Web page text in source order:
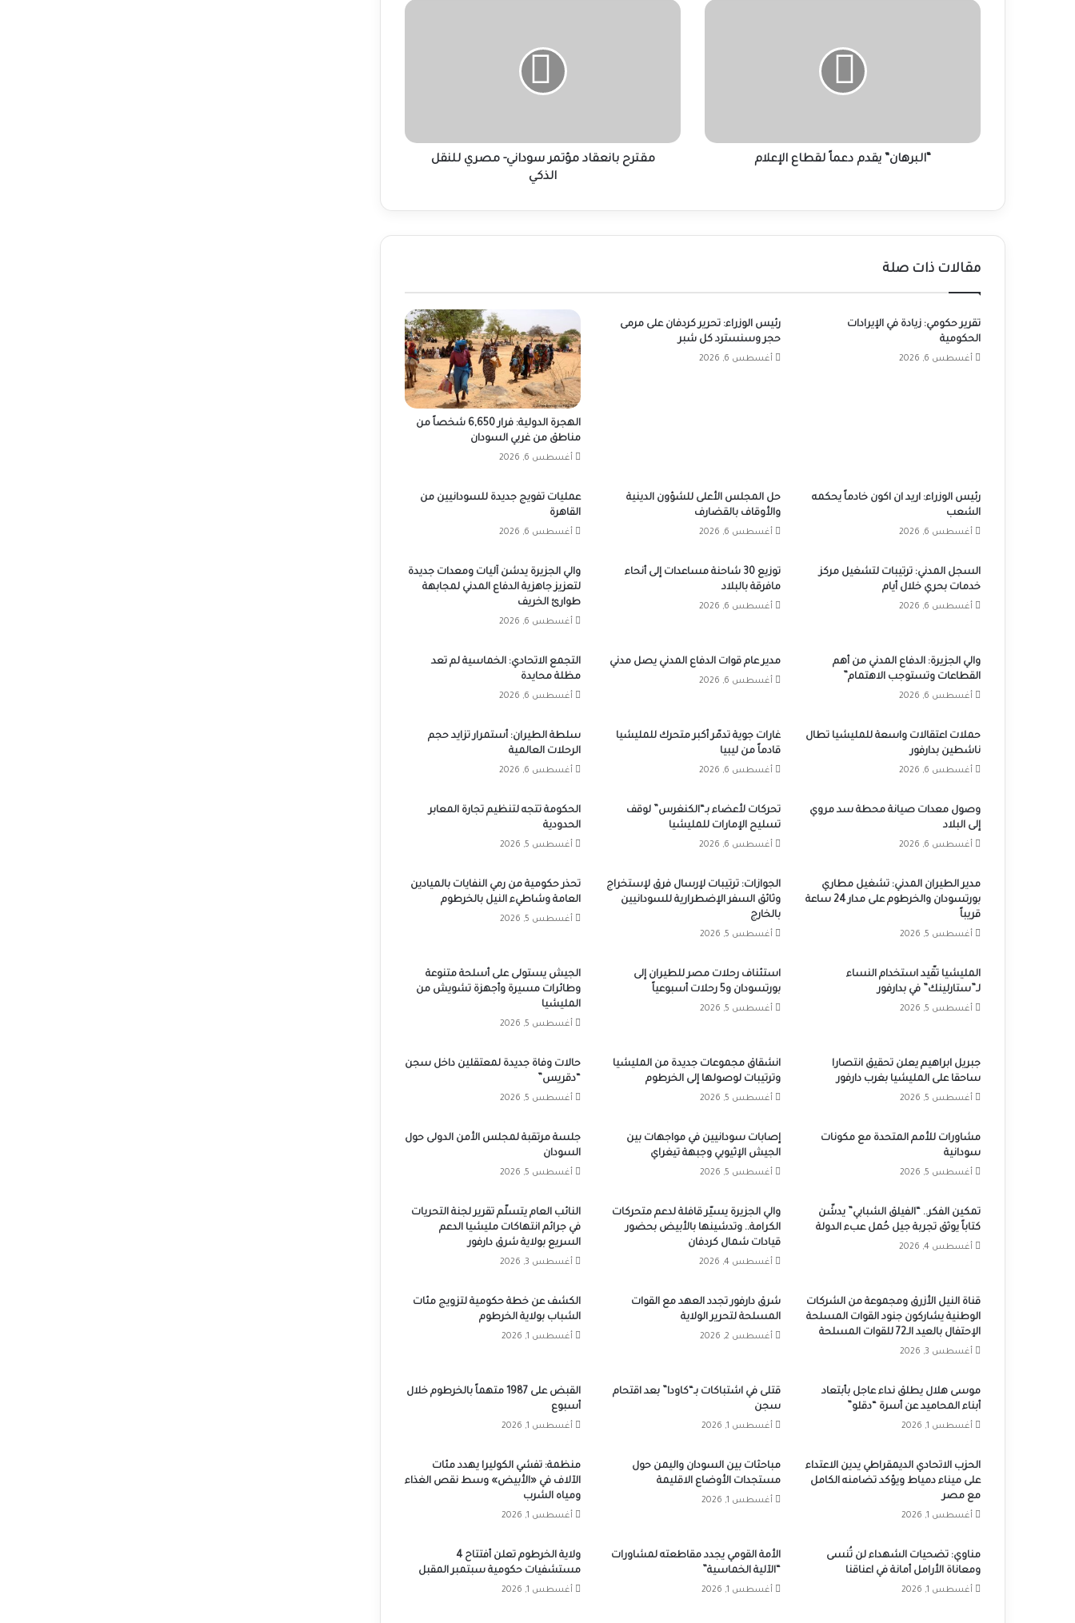
“البرهان”
“البرهان” يقدم دعماً لقطاع الإعلام
مقترح
مقترح بانعقاد مؤتمر سوداني- مصري للنقل
الذكي
مقالات ذات صلة
تقرير حكومي: زيادة في الإيرادات
الحكومية
أغسطس 6, 2026
رئيس الوزراء: تحرير كردفان على مرمى
حجر وسنسترد كل شبر
أغسطس 6, 2026
الهجرة الدولية: فرار 6,650 شخصاً من
مناطق من غربي السودان
أغسطس 6, 2026
رئيس الوزراء: اريد ان اكون خادماً يحكمه
الشعب
أغسطس 6, 2026
حل المجلس الأعلى للشؤون الدينية
والأوقاف بالقضارف
أغسطس 6, 2026
عمليات تفويج جديدة للسودانيين من
القاهرة
أغسطس 6, 2026
السجل المدني: ترتيبات لتشغيل مركز
خدمات بحري خلال أيام
أغسطس 6, 2026
توزيع 30 شاحنة مساعدات إلى أنحاء
مافرقة بالبلاد
أغسطس 6, 2026
والي الجزيرة يدشن آليات ومعدات جديدة
لتعزيز جاهزية الدفاع المدني لمجابهة
طوارئ الخريف
أغسطس 6, 2026
والي الجزيرة: الدفاع المدني من أهم
القطاعات وتستوجب الاهتمام”
أغسطس 6, 2026
مدير عام قوات الدفاع المدني يصل مدني
أغسطس 6, 2026
التجمع الاتحادي: الخماسية لم تعد
مظلة محايدة
أغسطس 6, 2026
حملات اعتقالات واسعة للمليشيا تطال
ناشطين بدارفور
أغسطس 6, 2026
غارات جوية تدمّر أكبر متحرك للمليشيا
قادماً من ليبيا
أغسطس 6, 2026
سلطة الطيران: أستمرار تزايد حجم
الرحلات العالمية
أغسطس 6, 2026
وصول معدات صيانة محطة سد مروي
إلى البلاد
أغسطس 6, 2026
تحركات لأعضاء بـ“الكنغرس” لوقف
تسليح الإمارات للمليشيا
أغسطس 6, 2026
الحكومة تتجه لتنظيم تجارة المعابر
الحدودية
أغسطس 5, 2026
مدير الطيران المدني: تشغيل مطاري
بورتسودان والخرطوم على مدار 24 ساعة
قريباً
أغسطس 5, 2026
الجوازات: ترتيبات لإرسال فرق لإستخراج
وثائق السفر الإضطرارية للسودانيين
بالخارج
أغسطس 5, 2026
تحذر حكومية من رمي النفايات بالميادين
العامة وشاطيء النيل بالخرطوم
أغسطس 5, 2026
المليشيا تقّيد استخدام النساء
لـ”ستارلينك” في بدارفور
أغسطس 5, 2026
استئناف رحلات مصر للطيران إلى
بورتسودان و5 رحلات أسبوعياً
أغسطس 5, 2026
الجيش يستولى على أسلحة متنوعة
وطائرات مسيرة وأجهزة تشويش من
المليشيا
أغسطس 5, 2026
جبريل ابراهيم يعلن تحقيق انتصارا
ساحقا على المليشيا بغرب دارفور
أغسطس 5, 2026
انشقاق مجموعات جديدة من المليشيا
وترتيبات لوصولها إلى الخرطوم
أغسطس 5, 2026
حالات وفاة جديدة لمعتقلين داخل سجن
“دقريس”
أغسطس 5, 2026
مشاورات للأمم المتحدة مع مكونات
سودانية
أغسطس 5, 2026
إصابات سودانيين في مواجهات بين
الجيش الإثيوبي وجبهة تيغراي
أغسطس 5, 2026
جلسة مرتقبة لمجلس الأمن الدولى حول
السودان
أغسطس 5, 2026
تمكين الفكر.. “الفيلق الشبابي” يدشّن
كتاباً يوثق تجربة جيل حُمل عبء الدولة
أغسطس 4, 2026
والي الجزيرة يسيّر قافلة لدعم متحركات
الكرامة.. وتدشينها بالأبيض بحضور
قيادات شمال كردفان
أغسطس 4, 2026
النائب العام يتسلّم تقرير لجنة التحريات
في جرائم انتهاكات مليشيا الدعم
السريع بولاية شرق دارفور
أغسطس 3, 2026
قناة النيل الأزرق ومجموعة من الشركات
الوطنية يشاركون جنود القوات المسلحة
الإحتفال بالعيد الـ72 للقوات المسلحة
أغسطس 3, 2026
شرق دارفور تجدد العهد مع القوات
المسلحة لتحرير الولاية
أغسطس 2, 2026
الكشف عن خطة حكومية لتزويج مئات
الشباب بولاية الخرطوم
أغسطس 1, 2026
موسى هلال يطلق نداء عاجل بأبتعاد
أبناء المحاميد عن أسرة “دقلو”
أغسطس 1, 2026
قتلى في اشتباكات بـ“كاودا” بعد اقتحام
سجن
أغسطس 1, 2026
القبض على 1987 متهماً بالخرطوم خلال
أسبوع
أغسطس 1, 2026
الحزب الاتحادي الديمقراطي يدين الاعتداء
على ميناء دمياط ويؤكد تضامنه الكامل
مع مصر
أغسطس 1, 2026
مباحثات بين السودان واليمن حول
مستجدات الأوضاع الاقليمة
أغسطس 1, 2026
منظمة: تفشي الكوليرا يهدد مئات
الآلاف في «الأبيض» وسط نقص الغذاء
ومياه الشرب
أغسطس 1, 2026
مناوي: تضحيات الشهداء لن تُنسى
ومعاناة الأرامل أمانة في اعناقنا
أغسطس 1, 2026
الأمة القومي يجدد مقاطعته لمشاورات
“الآلية الخماسية”
أغسطس 1, 2026
ولاية الخرطوم تعلن أفتتاح 4
مستشفيات حكومية سبتمبر المقبل
أغسطس 1, 2026